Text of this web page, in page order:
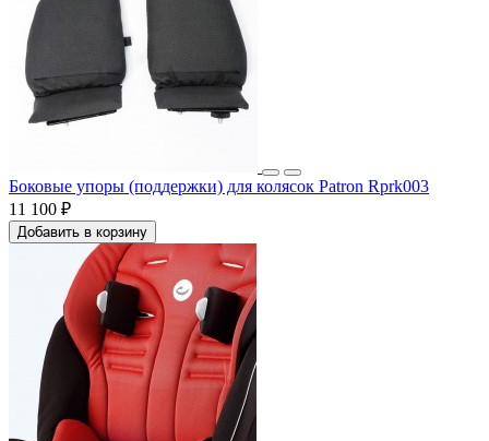
Боковые упоры (поддержки) для колясок Patron Rprk003
11 100 ₽
Добавить в корзину